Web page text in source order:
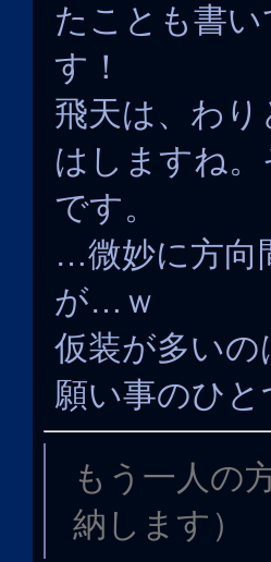
たことも書
す！
飛天は、わ
はしますね
です。
…微妙に方向
が…ｗ
仮装が多い
願い事のひ
もう一人の
納します）